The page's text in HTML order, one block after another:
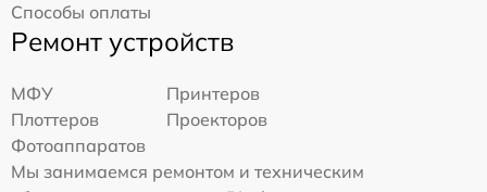
Способы оплаты
Ремонт устройств
МФУ
Принтеров
Плоттеров
Проекторов
Фотоаппаратов
Мы занимаемся ремонтом и техническим